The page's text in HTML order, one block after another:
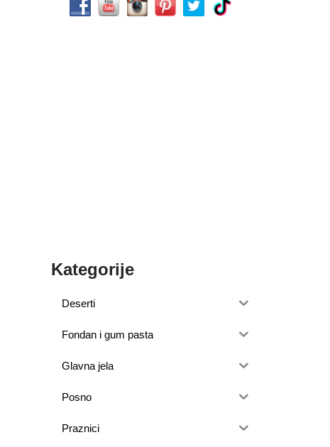
Kategorije
Deserti
Fondan i gum pasta
Glavna jela
Posno
Praznici